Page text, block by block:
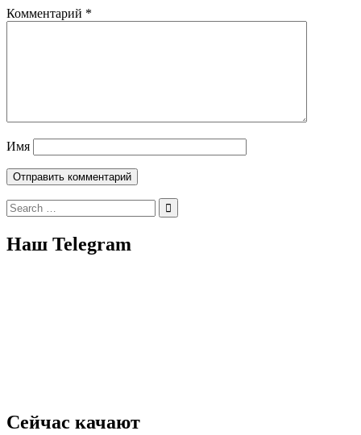
Комментарий *
Имя
Search
for:
Наш Telegram
Сейчас качают